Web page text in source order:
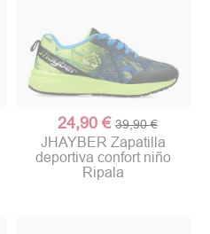
24,90 € 39,90 €
JHAYBER Zapatilla
deportiva confort niño
Ripala